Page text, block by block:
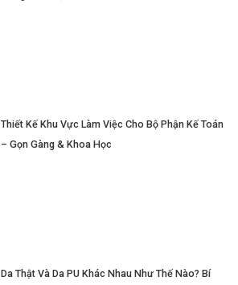
Thiết Kế Khu Vực Làm Việc Cho Bộ Phận Kế Toán
– Gọn Gàng & Khoa Học
Da Thật Và Da PU Khác Nhau Như Thế Nào? Bí